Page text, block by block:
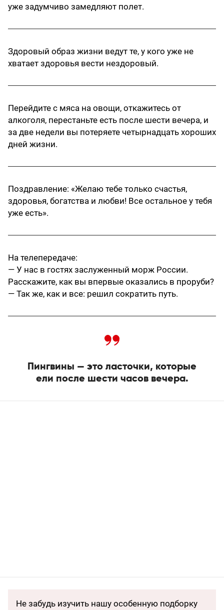
уже задумчиво замедляют полет.
Здоровый образ жизни ведут те, у кого уже не
хватает здоровья вести нездоровый.
Перейдите с мяса на овощи, откажитесь от
алкоголя, перестаньте есть после шести вечера, и
за две недели вы потеряете четырнадцать хороших
дней жизни.
Поздравление: «Желаю тебе только счастья,
здоровья, богатства и любви! Все остальное у тебя
уже есть».
На телепередаче:
— У нас в гостях заслуженный морж России.
Расскажите, как вы впервые оказались в проруби?
— Так же, как и все: решил сократить путь.
Пингвины — это ласточки, которые
ели после шести часов вечера.
Не забудь изучить нашу особенную подборку